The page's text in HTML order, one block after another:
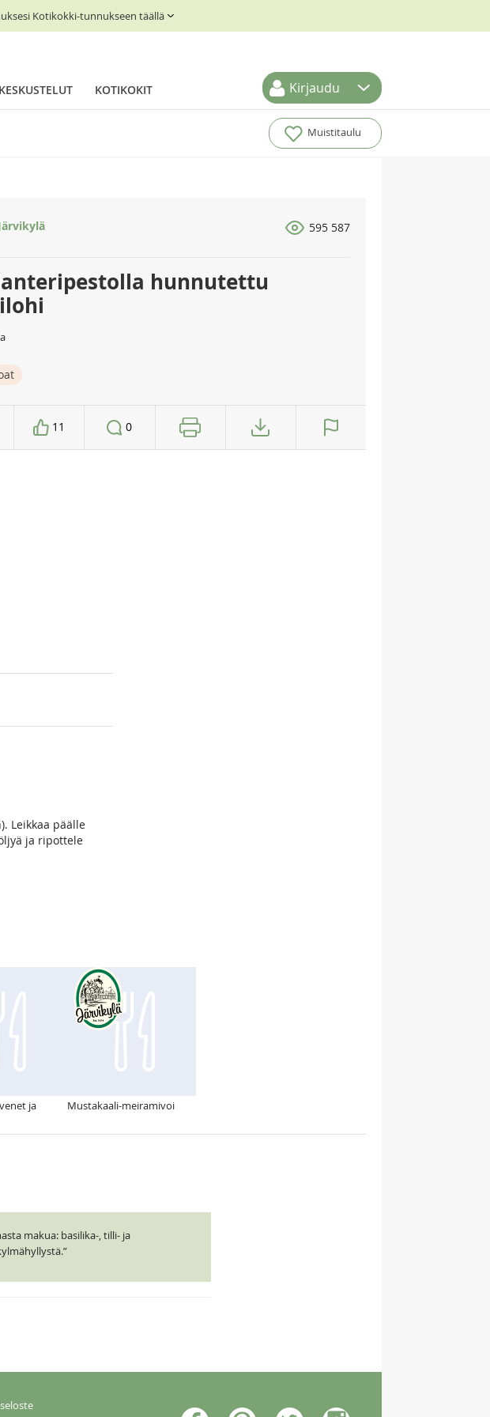
Kotikokki-tunnukseen täällä
KESKUSTELUT KOTIKOKIT Kirjaudu
Muistitaulu
595 587
hunnutettu
11 0
Leikkaa päälle
ja ripottele
ja
Mustakaali-meiramivoi
makua: basilika-, tilli- ja